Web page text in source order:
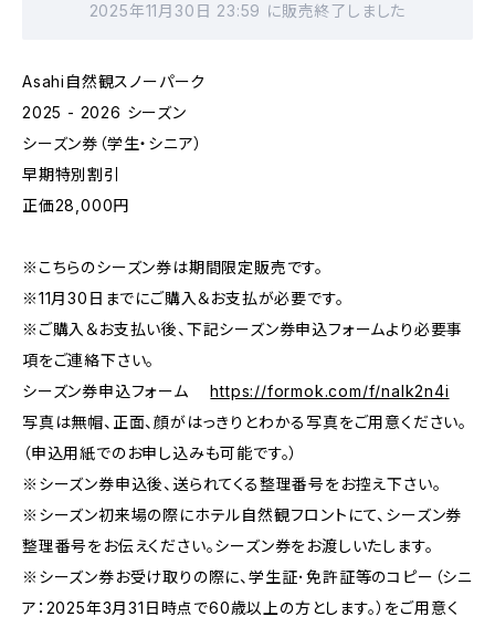
2025年11月30日 23:59 に販売終了しました
Asahi自然観スノーパーク
2025 - 2026 シーズン
シーズン券（学生・シニア）
早期特別割引
正価28,000円
※こちらのシーズン券は期間限定販売です。
※11月30日までにご購入＆お支払が必要です。
※ご購入＆お支払い後、下記シーズン券申込フォームより必要事
項をご連絡下さい。
シーズン券申込フォームhttps://formok.com/f/nalk2n4i
写真は無帽、正面、顔がはっきりとわかる写真をご用意ください。
（申込用紙でのお申し込みも可能です。）
※シーズン券申込後、送られてくる整理番号をお控え下さい。
※シーズン初来場の際にホテル自然観フロントにて、シーズン券
整理番号をお伝えください。シーズン券をお渡しいたします。
※シーズン券お受け取りの際に、学生証･免許証等のコピー（シニ
ア：2025年3月31日時点で60歳以上の方とします。）をご用意く